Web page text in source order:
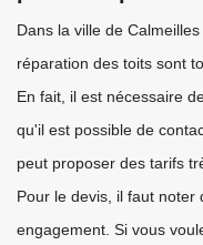
Dans la ville de
réparation des toits sont
En fait, il est nécessaire
qu'il est possible de
peut proposer des tarifs
Pour le devis, il faut
engagement. Si vous